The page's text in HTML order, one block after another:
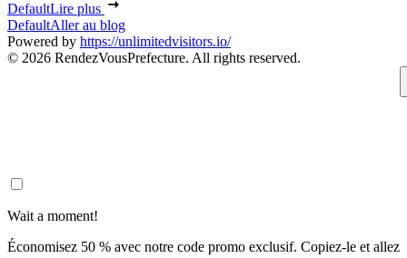
DefaultLire plus
DefaultAller au blog
Powered by https://unlimitedvisitors.io/
© 2026 RendezVousPrefecture. All rights reserved.
Wait a moment!
Économisez 50 % avec notre code promo exclusif. Copiez-le et allez